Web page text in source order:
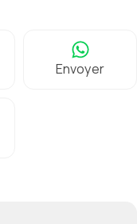
Envoyer